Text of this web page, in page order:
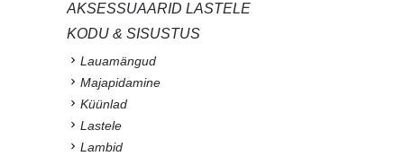
AKSESSUAARID LASTELE
KODU & SISUSTUS
Lauamängud
Majapidamine
Küünlad
Lastele
Lambid